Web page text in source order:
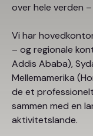
over hele verden
Vi har
– og regionale
Addis Ababa),
Mellemamerika
de et
sammen med en
aktivitetslande.